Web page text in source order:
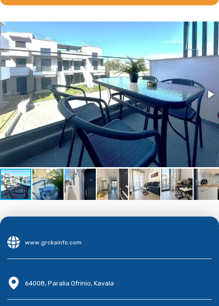
www.grckainfo.com
64008, Paralia Ofrinio, Kavala